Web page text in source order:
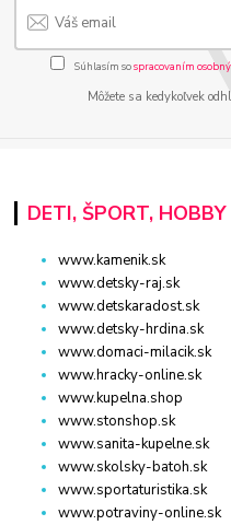
Súhlasím sospracovaním
Môžete sa kedykoľvek
DETI, ŠPORT, HOBBY
www.kamenik.sk
www.detsky-raj.sk
www.detskaradost.sk
www.detsky-hrdina.sk
www.domaci-milacik.sk
www.hracky-online.sk
www.kupelna.shop
www.stonshop.sk
www.sanita-kupelne.sk
www.skolsky-batoh.sk
www.sportaturistika.sk
www.potraviny-online.sk